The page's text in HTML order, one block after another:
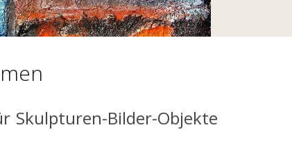
Skulpturen-Bilder-Objekte